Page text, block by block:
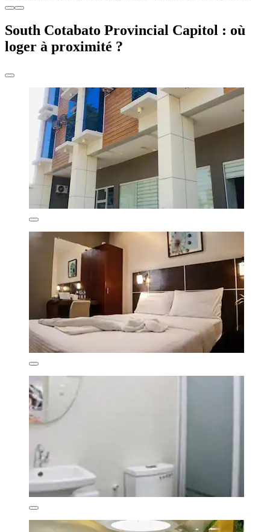
South Cotabato Provincial Capitol : où
loger à proximité ?